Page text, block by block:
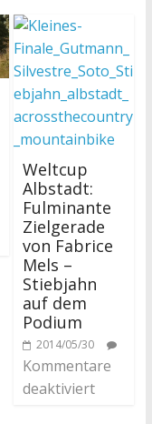
Weltcup
Albstadt:
Fulminante
Zielgerade
von Fabrice
Mels –
Stiebjahn
auf dem
Podium
2014/05/30
Kommentare
deaktiviert